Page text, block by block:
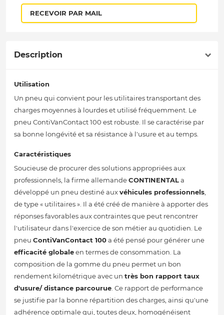
RECEVOIR PAR MAIL
Description
Utilisation
Un pneu qui convient pour les utilitaires transportant des
charges moyennes à lourdes et utilisé fréquemment. Le
pneu ContiVanContact 100 est robuste. Il se caractérise par
sa bonne longévité et sa résistance à l'usure et au temps.
Caractéristiques
Soucieuse de procurer des solutions appropriées aux
professionnels, la firme allemandeCONTINENTALa
développé un pneu destiné auxvéhicules professionnels,
de type « utilitaires ». Il a été créé de manière à apporter des
réponses favorables aux contraintes que peut rencontrer
l'utilisateur dans l'exercice de son métier au quotidien. Le
pneu ContiVanContact 100a été pensé pour générer une
efficacité globaleen termes de consommation. La
composition de la gomme du pneu permet un bon
rendement kilométrique avec un très bon rapport taux
d'usure/ distance parcourue. Ce rapport de performance
se justifie par la bonne répartition des charges, ainsi qu'une
adhérence optimale qui, toutes deux, homogénéisent